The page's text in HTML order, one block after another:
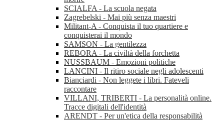
SCIALFA - La scuola negata
Zagrebelski - Mai più senza maestri
Militant-A - Conquista il tuo quartiere e
conquisterai il mondo
SAMSON - La gentilezza
REBORA - La civiltà della forchetta
NUSSBAUM - Emozioni politiche
LANCINI - Il ritiro sociale negli adolescenti
Bianciardi - Non leggete i libri. Fateveli
raccontare
VILLANI, TRIBERTI - La personalità online.
Tracce digitali dell'identità
ARENDT - Per un'etica della responsabilità